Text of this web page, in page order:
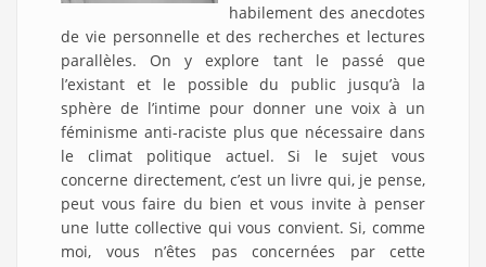
habilement des anecdotes
de vie personnelle et des recherches et lectures
parallèles. On y explore tant le passé que
l’existant et le possible du public jusqu’à la
sphère de l’intime pour donner une voix à un
féminisme anti-raciste plus que nécessaire dans
le climat politique actuel. Si le sujet vous
concerne directement, c’est un livre qui, je pense,
peut vous faire du bien et vous invite à penser
une lutte collective qui vous convient. Si, comme
moi, vous n’êtes pas concernées par cette